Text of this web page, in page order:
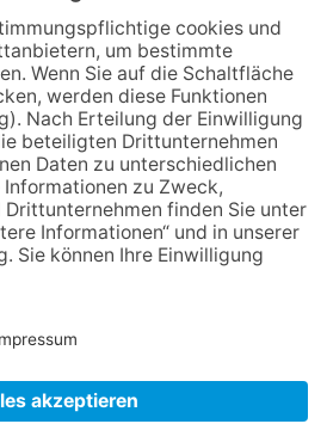
einen guten Start
Zwischen Fachwerk, Wein und
Musik: Erste Kronberger
Weinzeit begeistert die
Burgstadt
„Rock auf der Burg“ lässt
Königstein beben
Nachhaltigkeits-Akteure
vernetzen sich
NACH OBEN